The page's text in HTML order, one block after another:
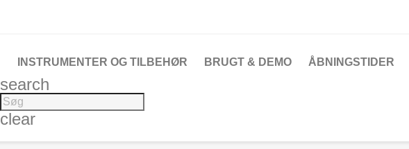
INSTRUMENTER OG TILBEHØR BRUGT & DEMO ÅBNINGSTIDER
search
clear